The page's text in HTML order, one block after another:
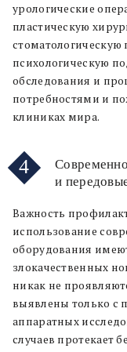
урологические
пластическую
психологическую
обследования и
потребностями и
клиниках мира.
4
и
Важность
использование
оборудования
злокачественных
никак не
выявлены только с
аппаратных
случаев протекает